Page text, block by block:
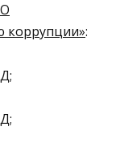
коррупции»:
;
;